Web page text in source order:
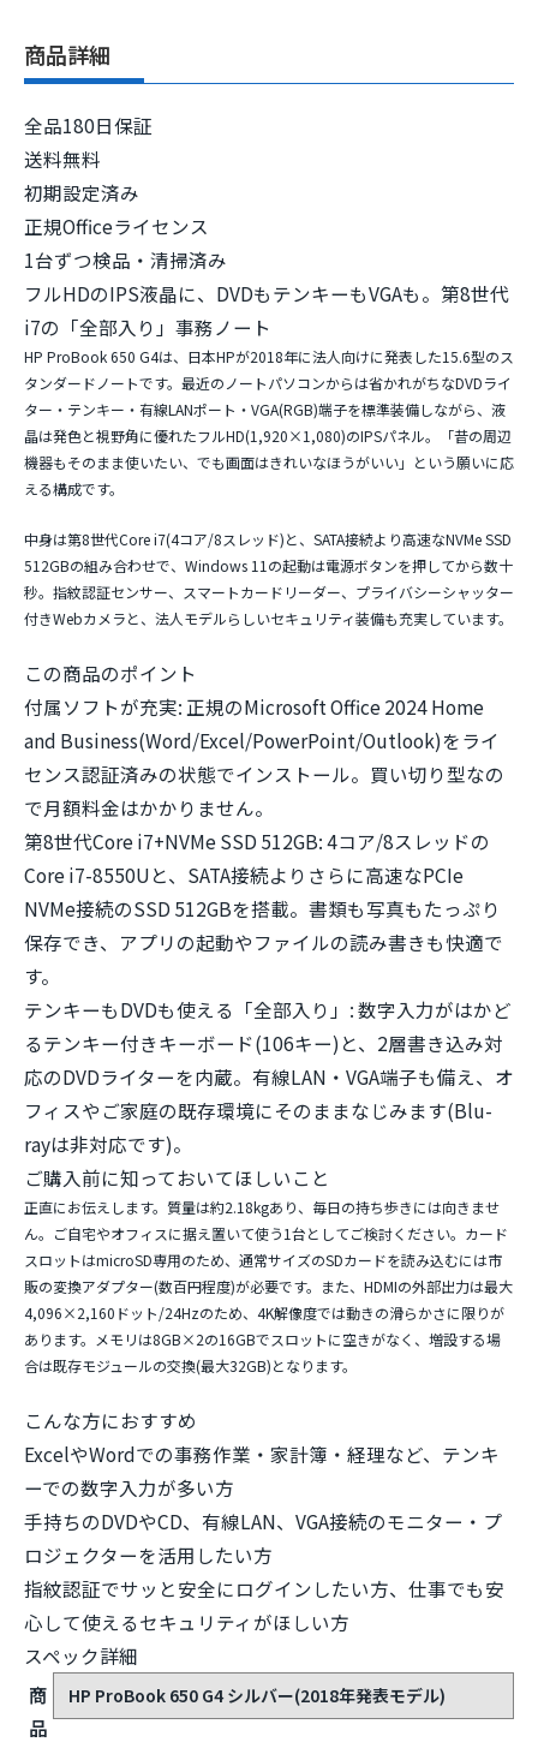
商品詳細
全品180日保証
送料無料
初期設定済み
正規Officeライセンス
1台ずつ検品・清掃済み
フルHDのIPS液晶に、DVDもテンキーもVGAも。第8世代
i7の「全部入り」事務ノート
HP ProBook 650 G4は、日本HPが2018年に法人向けに発表した15.6型のス
タンダードノートです。最近のノートパソコンからは省かれがちなDVDライ
ター・テンキー・有線LANポート・VGA(RGB)端子を標準装備しながら、液
晶は発色と視野角に優れたフルHD(1,920×1,080)のIPSパネル。「昔の周辺
機器もそのまま使いたい、でも画面はきれいなほうがいい」という願いに応
える構成です。
中身は第8世代Core i7(4コア/8スレッド)と、SATA接続より高速なNVMe SSD
512GBの組み合わせで、Windows 11の起動は電源ボタンを押してから数十
秒。指紋認証センサー、スマートカードリーダー、プライバシーシャッター
付きWebカメラと、法人モデルらしいセキュリティ装備も充実しています。
この商品のポイント
付属ソフトが充実: 正規のMicrosoft Office 2024 Home
and Business(Word/Excel/PowerPoint/Outlook)をライ
センス認証済みの状態でインストール。買い切り型なの
で月額料金はかかりません。
第8世代Core i7+NVMe SSD 512GB:4コア/8スレッドの
Core i7-8550Uと、SATA接続よりさらに高速なPCIe
NVMe接続のSSD 512GBを搭載。書類も写真もたっぷり
保存でき、アプリの起動やファイルの読み書きも快適で
す。
テンキーもDVDも使える「全部入り」:数字入力がはかど
るテンキー付きキーボード(106キー)と、2層書き込み対
応のDVDライターを内蔵。有線LAN・VGA端子も備え、オ
フィスやご家庭の既存環境にそのままなじみます(Blu-
rayは非対応です)。
ご購入前に知っておいてほしいこと
正直にお伝えします。質量は約2.18kgあり、毎日の持ち歩きには向きませ
ん。ご自宅やオフィスに据え置いて使う1台としてご検討ください。カード
スロットはmicroSD専用のため、通常サイズのSDカードを読み込むには市
販の変換アダプター(数百円程度)が必要です。また、HDMIの外部出力は最大
4,096×2,160ドット/24Hzのため、4K解像度では動きの滑らかさに限りが
あります。メモリは8GB×2の16GBでスロットに空きがなく、増設する場
合は既存モジュールの交換(最大32GB)となります。
こんな方におすすめ
ExcelやWordでの事務作業・家計簿・経理など、テンキ
ーでの数字入力が多い方
手持ちのDVDやCD、有線LAN、VGA接続のモニター・プ
ロジェクターを活用したい方
指紋認証でサッと安全にログインしたい方、仕事でも安
心して使えるセキュリティがほしい方
スペック詳細
商
品
HP ProBook 650 G4 シルバー(2018年発表モデル)